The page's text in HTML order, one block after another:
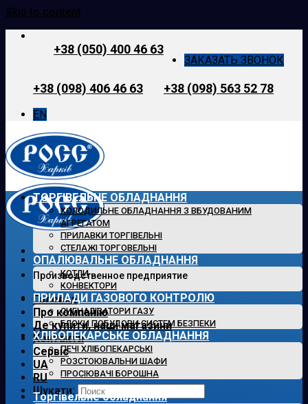
Skip to content
+38 (050) 400 46 63
+38 (098) 406 46 63 +38 (098) 563 52 78
ЗАКАЗАТЬ ЗВОНОК
EN
Производственное предприятие
Головна
Про компанію
Де купити, наші магазини
Контакти
Сервіс
UA
RU
Шукати:
ТОРГІВЕЛЬНЕ ОБЛАДНАННЯ
ХОЛОДИЛЬНЕ ОБЛАДНАННЯ З ВБУДОВАНИМ
АГРЕГАТОМ
ПРИЛАВКИ ТОРГІВЕЛЬНІ
СТЕЛАЖІ ТОРГОВЕЛЬНІ
ОПАЛЮВАЛЬНЕ ОБЛАДНАННЯ
КОТЛИ
КОНВЕКТОРИ
ПРИЛАДИ ГАЗОВОГО КОНТРОЛЮ
СИГНАЛІЗАТОРИ ГАЗУ
БЛОКИ ПОБУДОВИ СИСТЕМ БЕЗПЕКИ
ХЛІБОПЕКАРСЬКЕ ОБЛАДНАННЯ
ПЕЧІ ХЛІБОПЕКАРСЬКІ
РОЗСТОЮВАЛЬНИ ШАФИ
ПРОСІЮВАЧІ БОРОШНА
Торгівельне обладнання